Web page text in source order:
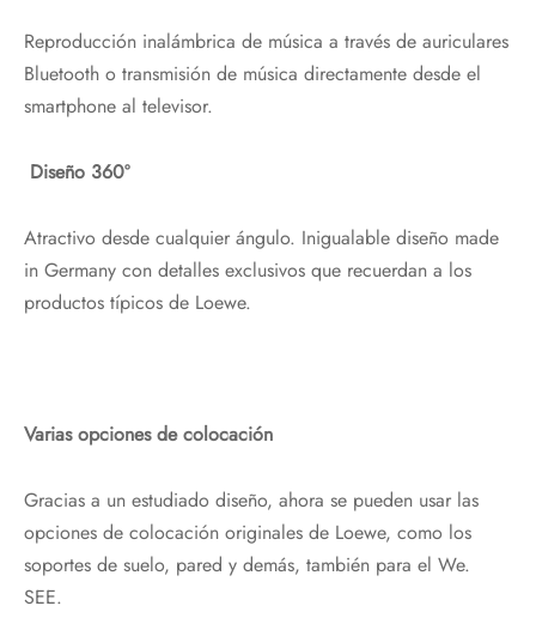
Reproducción inalámbrica de música a través de auriculares
Bluetooth o transmisión de música directamente desde el
smartphone al televisor.
Diseño 360º
Atractivo desde cualquier ángulo. Inigualable diseño made
in Germany con detalles exclusivos que recuerdan a los
productos típicos de Loewe.
Varias opciones de colocación
Gracias a un estudiado diseño, ahora se pueden usar las
opciones de colocación originales de Loewe, como los
soportes de suelo, pared y demás, también para el We.
SEE.